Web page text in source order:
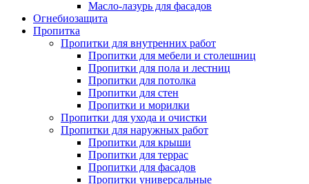
Масло-лазурь для фасадов
Огнебиозащита
Пропитка
Пропитки для внутренних работ
Пропитки для мебели и столешниц
Пропитки для пола и лестниц
Пропитки для потолка
Пропитки для стен
Пропитки и морилки
Пропитки для ухода и очистки
Пропитки для наружных работ
Пропитки для крыши
Пропитки для террас
Пропитки для фасадов
Пропитки универсальные